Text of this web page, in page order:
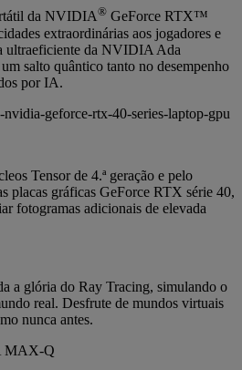
da NVIDIA® GeForce RTX™
extraordinárias aos jogadores e
ultraeficiente da NVIDIA Ada
salto quântico tanto no desempenho
por IA.
Tensor de 4.ª geração e pelo
placas gráficas GeForce RTX série 40,
fotogramas adicionais de elevada
a glória do Ray Tracing, simulando o
real. Desfrute de mundos virtuais
nunca antes.
MAX-Q